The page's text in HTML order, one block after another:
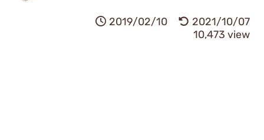
2019/02/10
2021/10/07
10,473 view